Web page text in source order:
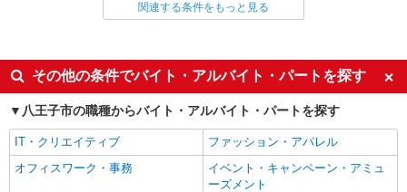
同じ雇用形態から多摩境駅の求人を探す
同じ特徴から多摩境駅の求人を探す
未経験歓迎
ミドル（40代～）活躍中
エルダー（50代～）活躍中
シニア（60代～）活躍中
ボーナス・賞与あり
昇給あり
短時間勤務（1日4h以内）OK
関連する条件をもっと見る
その他の条件でバイト・アルバイト・パートを探す
八王子市の職種からバイト・アルバイト・パートを探す
IT・クリエイティブ
ファッション・アパレル
オフィスワーク・事務
イベント・キャンペーン・アミュ
ーズメント